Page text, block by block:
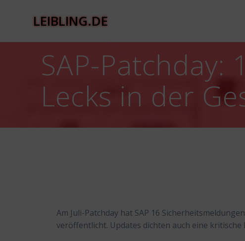
LEIBLING.DE
SAP-Patchday:
Lecks in der
Am Juli-Patchday hat SAP 16
veröffentlicht. Updates dichten auch eine kritische